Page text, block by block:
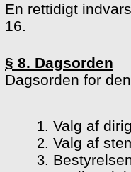
En rettidigt
16.
§ 8. Dagsorden
Dagsorden for
Valg af
Valg af